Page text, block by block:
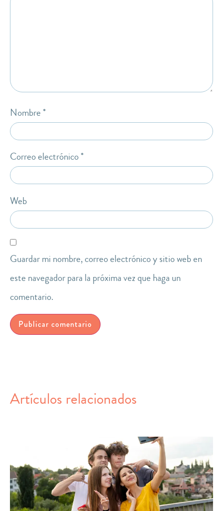
Nombre*
Correo electrónico*
Web
Guardar mi nombre, correo electrónico y sitio web en
este navegador para la próxima vez que haga un
comentario.
Artículos relacionados